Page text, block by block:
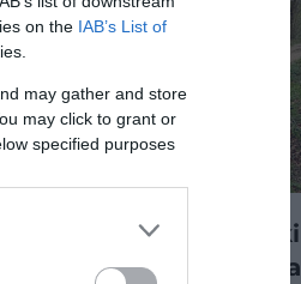
on the IAB’s List of
may gather and store
may click to grant or
specified purposes
100 éve
francia